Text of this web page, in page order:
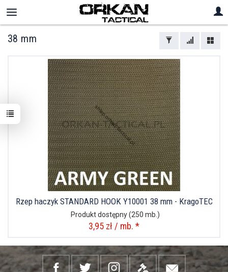
38 mm
Rzep haczyk STANDARD HOOK Y10001 38 mm - KragoTEC
Produkt dostępny(250 mb.)
3,95 zł / mb. *